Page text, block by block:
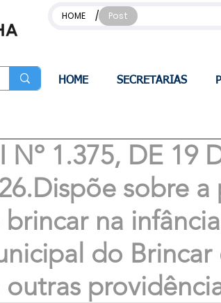
HOME / Post
HOME SECRETARIAS
Nº 1.375, DE 19
sobre
brincar na
do
outras